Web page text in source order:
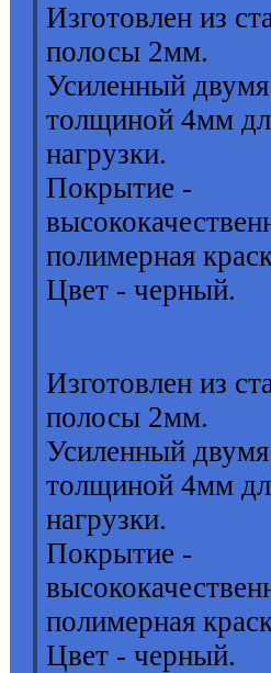
Изготовлен из
полосы 2мм.
Усиленный
толщиной 4мм
нагрузки.
Покрытие -
полимерная
Цвет - черный.
Изготовлен из
полосы 2мм.
Усиленный
толщиной 4мм
нагрузки.
Покрытие -
полимерная
Цвет - черный.